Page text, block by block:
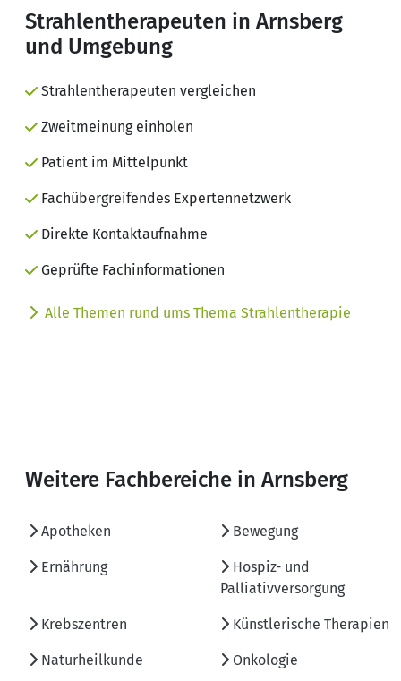
Strahlentherapeuten in Arnsberg
und Umgebung
Strahlentherapeuten vergleichen
Zweitmeinung einholen
Patient im Mittelpunkt
Fachübergreifendes Expertennetzwerk
Direkte Kontaktaufnahme
Geprüfte Fachinformationen
Alle Themen rund ums Thema Strahlentherapie
Weitere Fachbereiche in Arnsberg
Apotheken Bewegung
Ernährung
Hospiz- und
Palliativversorgung
Krebszentren Künstlerische Therapien
Naturheilkunde Onkologie